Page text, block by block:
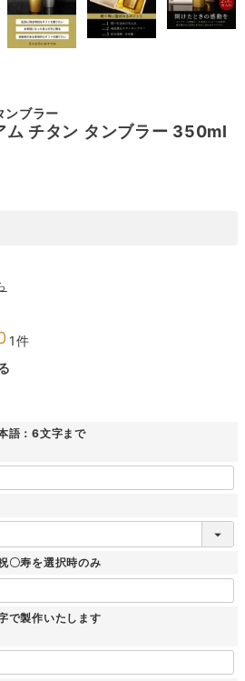
ンブラー
ム チタン タンブラー 350ml
1
語：6文字まで
〇寿を選択時のみ
で製作いたします